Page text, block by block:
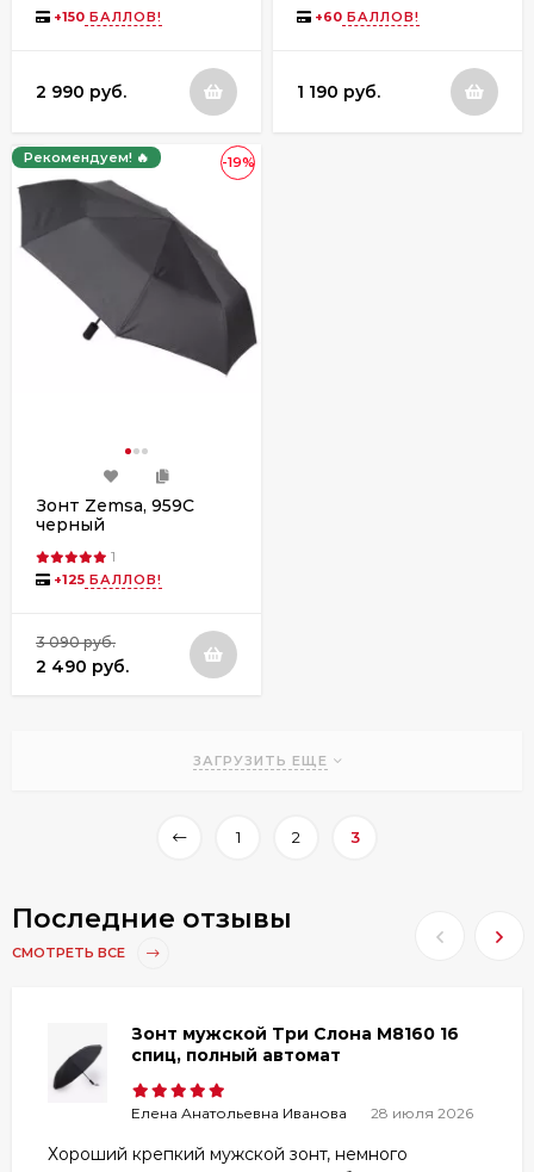
+150 БАЛЛОВ!
2 990 руб.
+60 БАЛЛОВ!
1 190 руб.
-19%
Рекомендуем! 🔥
Зонт Zemsa, 959C
черный
1
+125 БАЛЛОВ!
3 090 руб.
2 490 руб.
ЗАГРУЗИТЬ ЕЩЕ
1 2 3
Последние отзывы
СМОТРЕТЬ ВСЕ
Зонт мужской Три Слона M8160 16
спиц, полный автомат
Елена Анатольевна Иванова 28 июля 2026
Хороший крепкий мужской зонт, немного